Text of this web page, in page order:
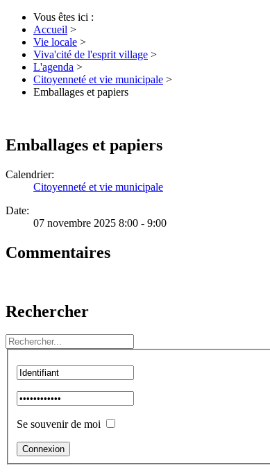
Vous êtes ici :
Accueil >
Vie locale >
Viva'cité de l'esprit village >
L'agenda >
Citoyenneté et vie municipale >
Emballages et papiers
Emballages et papiers
Calendrier:
Citoyenneté et vie municipale
Date:
07 novembre 2025 8:00 - 9:00
Commentaires
Rechercher
Se souvenir de moi